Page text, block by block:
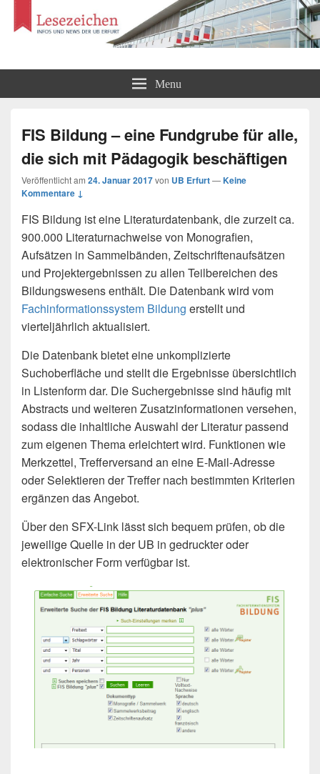
Lesezeichen Menu
FIS Bildung – eine Fundgrube für alle,
die sich mit Pädagogik beschäftigen
Veröffentlicht am 24. Januar 2017von UB Erfurt—Keine
Kommentare ↓
FIS Bildung ist eine Literaturdatenbank, die zurzeit ca.
900.000 Literaturnachweise von Monografien,
Aufsätzen in Sammelbänden, Zeitschriftenaufsätzen
und Projektergebnissen zu allen Teilbereichen des
Bildungswesens enthält. Die Datenbank wird vom
Fachinformationssystem Bildung erstellt und
vierteljährlich aktualisiert.
Die Datenbank bietet eine unkomplizierte
Suchoberfläche und stellt die Ergebnisse übersichtlich
in Listenform dar. Die Suchergebnisse sind häufig mit
Abstracts und weiteren Zusatzinformationen versehen,
sodass die inhaltliche Auswahl der Literatur passend
zum eigenen Thema erleichtert wird. Funktionen wie
Merkzettel, Trefferversand an eine E-Mail-Adresse
oder Selektieren der Treffer nach bestimmten Kriterien
ergänzen das Angebot.
Über den SFX-Link lässt sich bequem prüfen, ob die
jeweilige Quelle in der UB in gedruckter oder
elektronischer Form verfügbar ist.